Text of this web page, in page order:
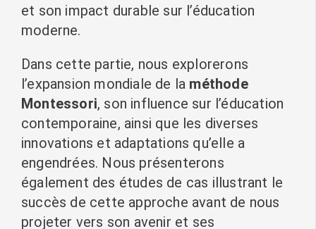
et son impact durable sur l’éducation
moderne.
Dans cette partie, nous explorerons
l’expansion mondiale de la méthode
Montessori, son influence sur l’éducation
contemporaine, ainsi que les diverses
innovations et adaptations qu’elle a
engendrées. Nous présenterons
également des études de cas illustrant le
succès de cette approche avant de nous
projeter vers son avenir et ses